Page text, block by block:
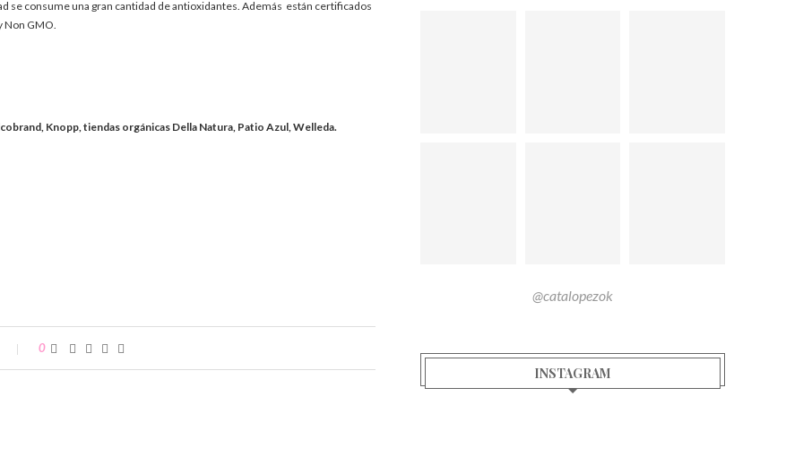
se consume una gran cantidad de antioxidantes. Además están certificados
Non GMO.
Knopp, tiendas orgánicas Della Natura, Patio Azul, Welleda.
0
@catalopezok
INSTAGRAM